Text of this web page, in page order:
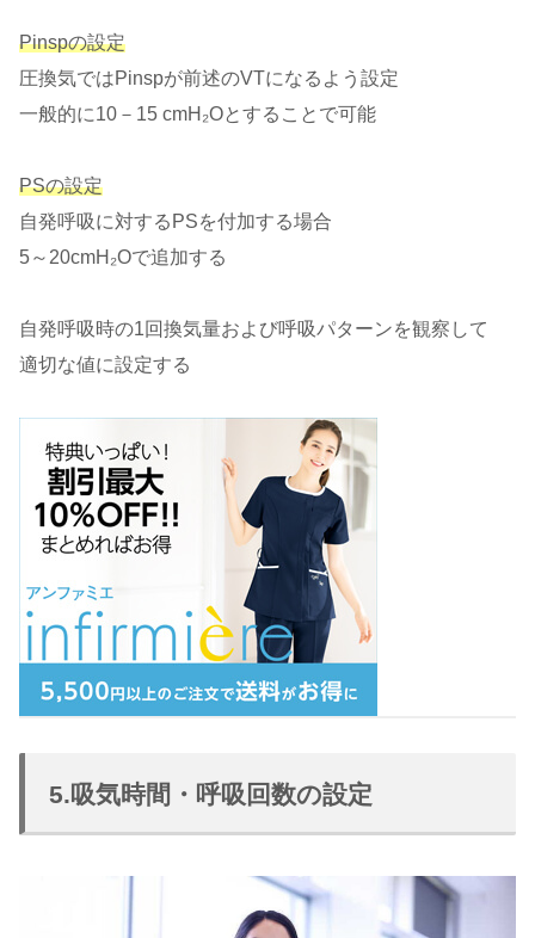
Pinspの設定
圧換気ではPinspが前述のVTになるよう設定
一般的に10－15 cmH₂Oとすることで可能
PSの設定
自発呼吸に対するPSを付加する場合
5～20cmH₂Oで追加する
自発呼吸時の1回換気量および呼吸パターンを観察して
適切な値に設定する
5.吸気時間・呼吸回数の設定